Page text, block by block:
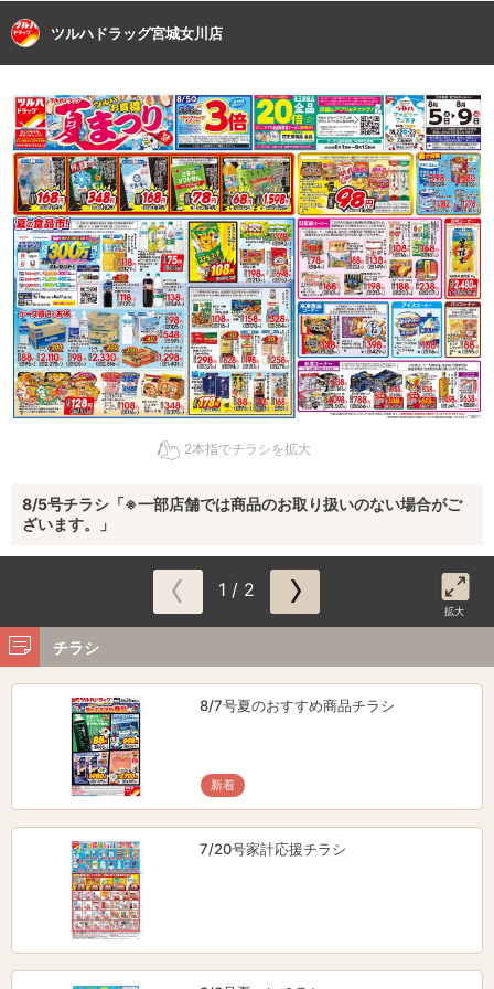
ツルハドラッグ宮城女川店
2本指でチラシを拡大
8/5号チラシ「※一部店舗では商品のお取り扱いのない場合がご
ざいます。」
1 / 2
拡大
チラシ
8/7号夏のおすすめ商品チラシ
新着
7/20号家計応援チラシ